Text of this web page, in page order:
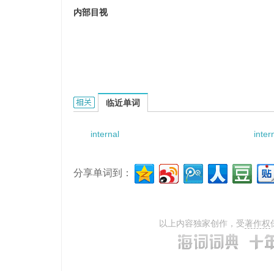
内部目视
internal visual的相关资料：
临近单词
internal
分享单词到：
以上内容独家创作，受著作权